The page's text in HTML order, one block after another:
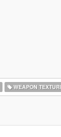
WEAPON